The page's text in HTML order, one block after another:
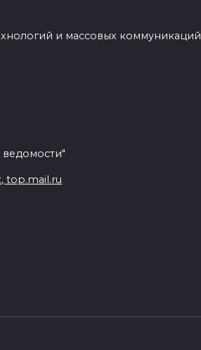
и массовых коммуникаций
top.mail.ru